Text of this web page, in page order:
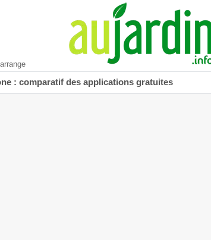
: comparatif des applications gratuites